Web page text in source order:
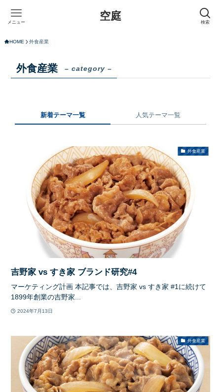
空庭 検索
メニュー
HOME 外食産業
外食産業 – category –
新着テーマ一覧 人気テーマ一覧
外食産業
吉野家 vs すき家 ブランド研究#4
マーケティング計画 本記事では、吉野家 vs すき家 #1に続けて
1899年創業の吉野家...
2024年7月13日
外食産業